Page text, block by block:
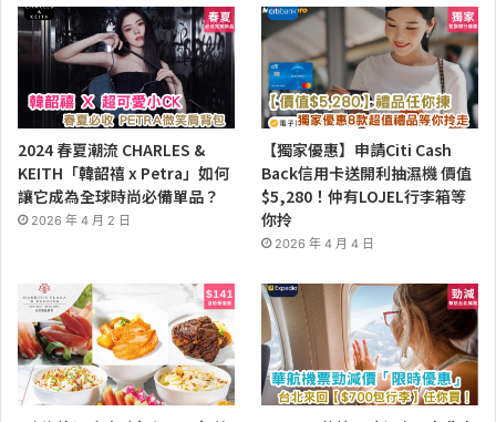
2024 春夏潮流 CHARLES &
KEITH「韓韶禧 x Petra」如何
讓它成為全球時尚必備單品？
2026 年 4 月 2 日
【獨家優惠】申請Citi Cash
Back信用卡送開利抽濕機 價值
$5,280！仲有LOJEL行李箱等
你拎
2026 年 4 月 4 日